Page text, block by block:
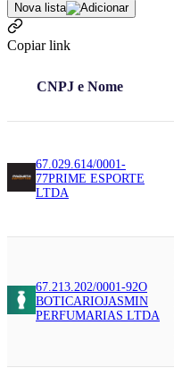
Nova lista
Copiar link
CNPJ e Nome
67.029.614/0001-
77PRIME ESPORTE
LTDA
67.213.202/0001-92O
BOTICARIOJASMIN
PERFUMARIAS LTDA